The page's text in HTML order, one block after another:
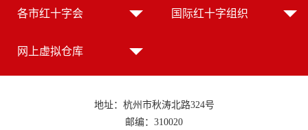
各市红十字会 国际红十字组织
网上虚拟仓库
地址：杭州市秋涛北路324号
邮编：310020